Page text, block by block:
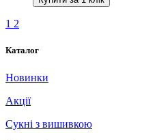
1 2
Каталог
Новинки
Акції
Сукні з вишивкою